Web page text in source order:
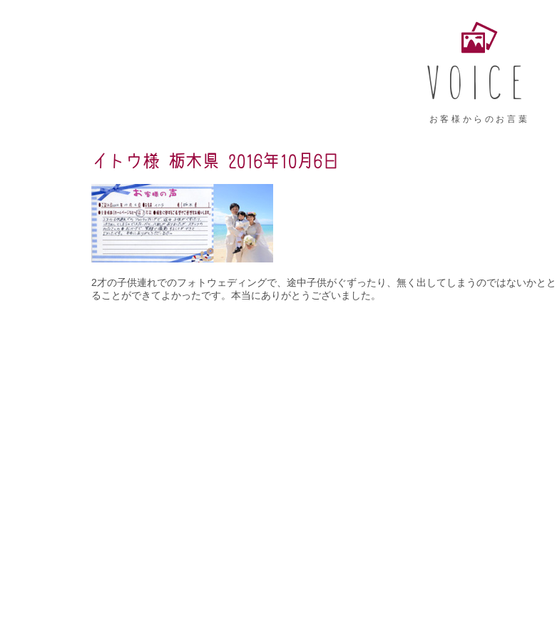
VOICE
お客様からのお言葉
イトウ様 栃木県 2016年10月6日
2才の子供連れでのフォトウェディングで、途中子供がぐずったり、無く出してしまうのではないかと
ることができてよかったです。本当にありがとうございました。